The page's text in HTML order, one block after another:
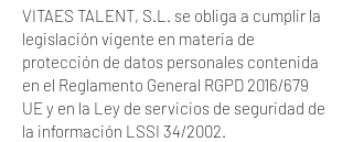
VITAES TALENT, S.L. se obliga a cumplir la
legislación vigente en materia de
protección de datos personales contenida
en el Reglamento General RGPD 2016/679
UE y en la Ley de servicios de seguridad de
la información LSSI 34/2002.